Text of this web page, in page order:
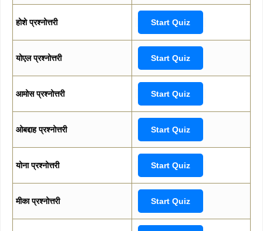
होशे प्रश्नोत्तरी Start Quiz
योएल प्रश्नोत्तरी Start Quiz
आमोस प्रश्नोत्तरी Start Quiz
ओबद्दाह प्रश्नोत्तरी Start Quiz
योना प्रश्नोत्तरी Start Quiz
मीका प्रश्नोत्तरी Start Quiz